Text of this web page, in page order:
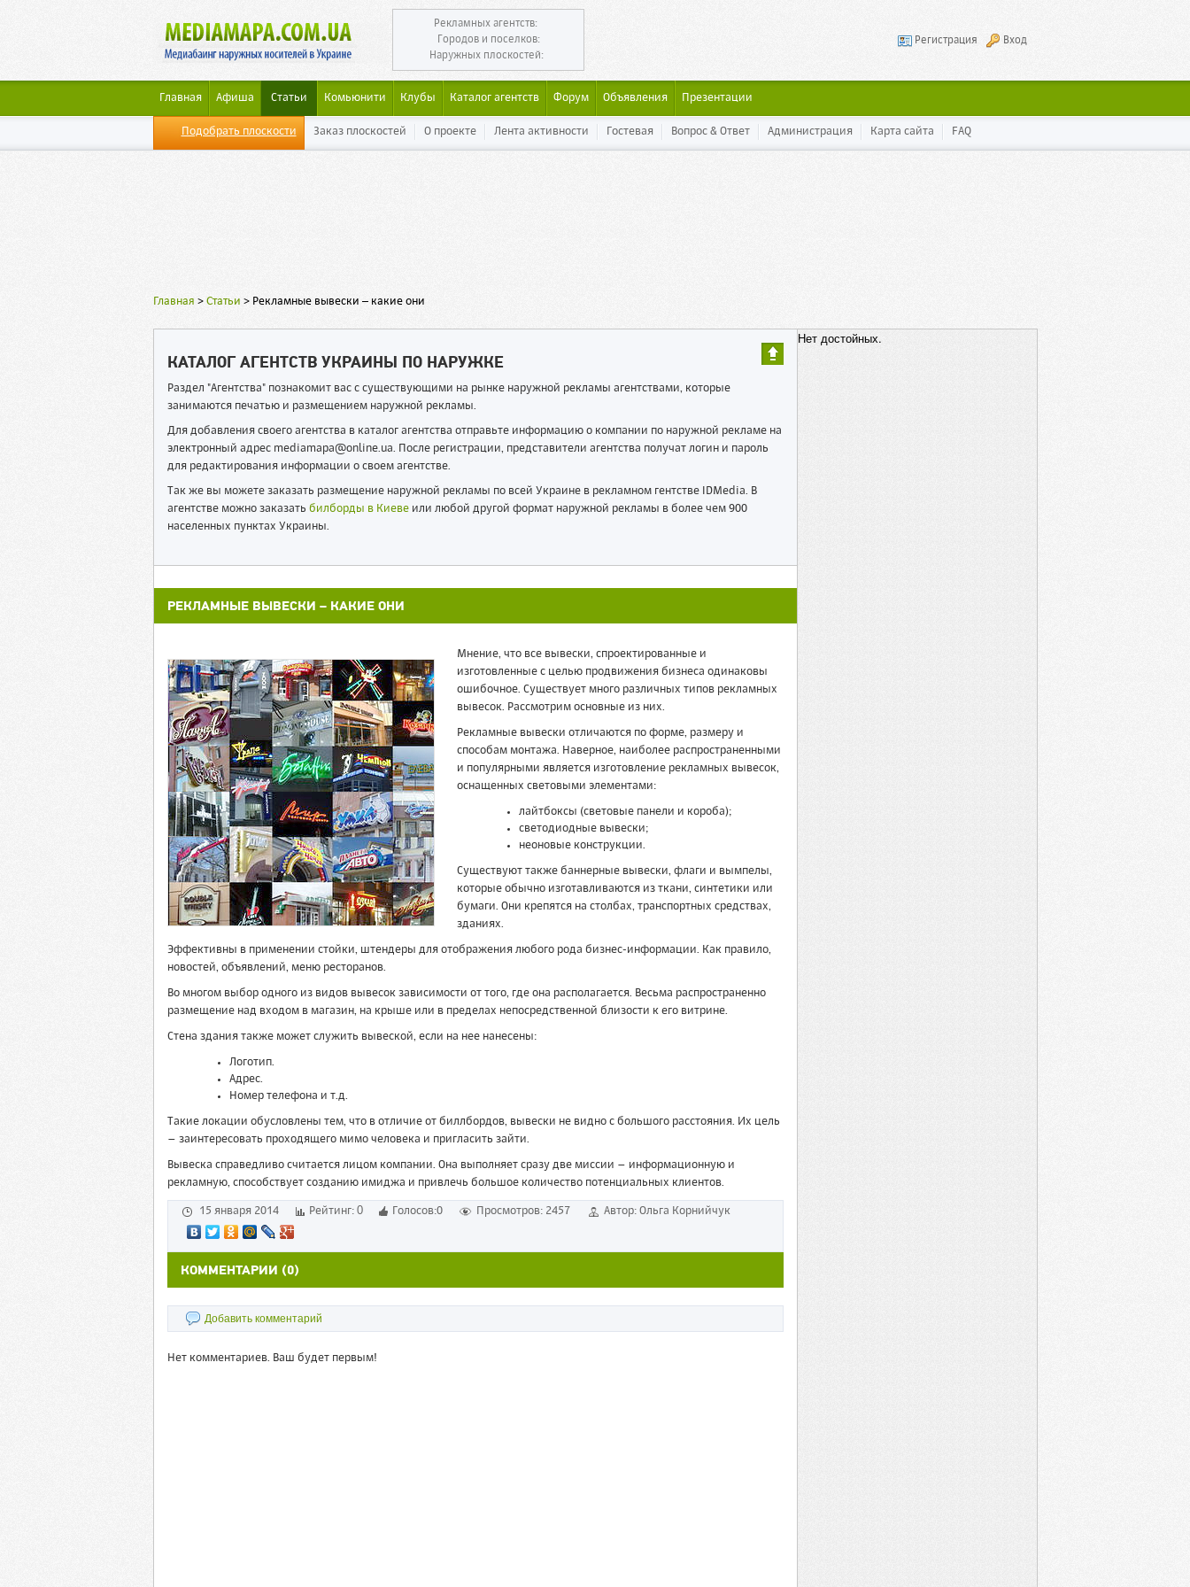
Рекламных агентств:
Городов и поселков:
Наружных плоскостей:
Регистрация Вход
Главная Афиша Статьи Комьюнити Клубы Каталог агентств Форум Объявления Презентации
Подобрать плоскости Заказ плоскостей О проекте Лента активности Гостевая Вопрос & Ответ Администрация Карта сайта FAQ
Главная > Статьи > Рекламные вывески – какие они
КАТАЛОГ АГЕНТСТВ УКРАИНЫ ПО НАРУЖКЕ
Раздел "Агентства" познакомит вас с существующими на рынке наружной рекламы агентствами, которые
занимаются печатью и размещением наружной рекламы.
Для добавления своего агентства в каталог агентства отправьте информацию о компании по наружной рекламе на
электронный адрес mediamapa@online.ua. После регистрации, представители агентства получат логин и пароль
для редактирования информации о своем агентстве.
Так же вы можете заказать размещение наружной рекламы по всей Украине в рекламном гентстве IDMedia. В
агентстве можно заказать билборды в Киевеили любой другой формат наружной рекламы в более чем 900
населенных пунктах Украины.
РЕКЛАМНЫЕ ВЫВЕСКИ – КАКИЕ ОНИ
Мнение, что все вывески, спроектированные и
изготовленные с целью продвижения бизнеса одинаковы
ошибочное. Существует много различных типов рекламных
вывесок. Рассмотрим основные из них.
Рекламные вывески отличаются по форме, размеру и
способам монтажа. Наверное, наиболее распространенными
и популярными является изготовление рекламных вывесок,
оснащенных световыми элементами:
лайтбоксы (световые панели и короба);
светодиодные вывески;
неоновые конструкции.
Существуют также баннерные вывески, флаги и вымпелы,
которые обычно изготавливаются из ткани, синтетики или
бумаги. Они крепятся на столбах, транспортных средствах,
зданиях.
Эффективны в применении стойки, штендеры для отображения любого рода бизнес-информации. Как правило,
новостей, объявлений, меню ресторанов.
Во многом выбор одного из видов вывесок зависимости от того, где она располагается. Весьма распространенно
размещение над входом в магазин, на крыше или в пределах непосредственной близости к его витрине.
Стена здания также может служить вывеской, если на нее нанесены:
Логотип.
Адрес.
Номер телефона и т.д.
Такие локации обусловлены тем, что в отличие от биллбордов, вывески не видно с большого расстояния. Их цель
– заинтересовать проходящего мимо человека и пригласить зайти.
Вывеска справедливо считается лицом компании. Она выполняет сразу две миссии – информационную и
рекламную, способствует созданию имиджа и привлечь большое количество потенциальных клиентов.
15 января 2014 Рейтинг: 0 Голосов:0 Просмотров: 2457 Автор: Ольга Корнийчук
КОММЕНТАРИИ (0)
Добавить комментарий
Нет комментариев. Ваш будет первым!
Нет достойных.